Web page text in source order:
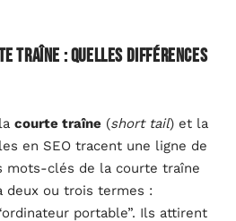
traîne : quelles différences
courte traîne (short tail) et la
en SEO tracent une ligne de
mots-clés de la courte traîne
deux ou trois termes :
portable”. Ils attirent